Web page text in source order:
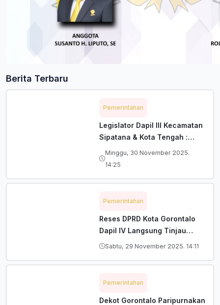
Berita Terbaru
Pemerintahan
Legislator Dapil III Kecamatan
Sipatana & Kota Tengah :
Reses Difokuskan pada
Infrastruktur Warga
Minggu, 30 November 2025.
14:25
Pemerintahan
Reses DPRD Kota Gorontalo
Dapil IV Langsung Tinjau
Lokasi Jalan Rusak
Sabtu, 29 November 2025. 14:11
Pemerintahan
Dekot Gorontalo Paripurnakan